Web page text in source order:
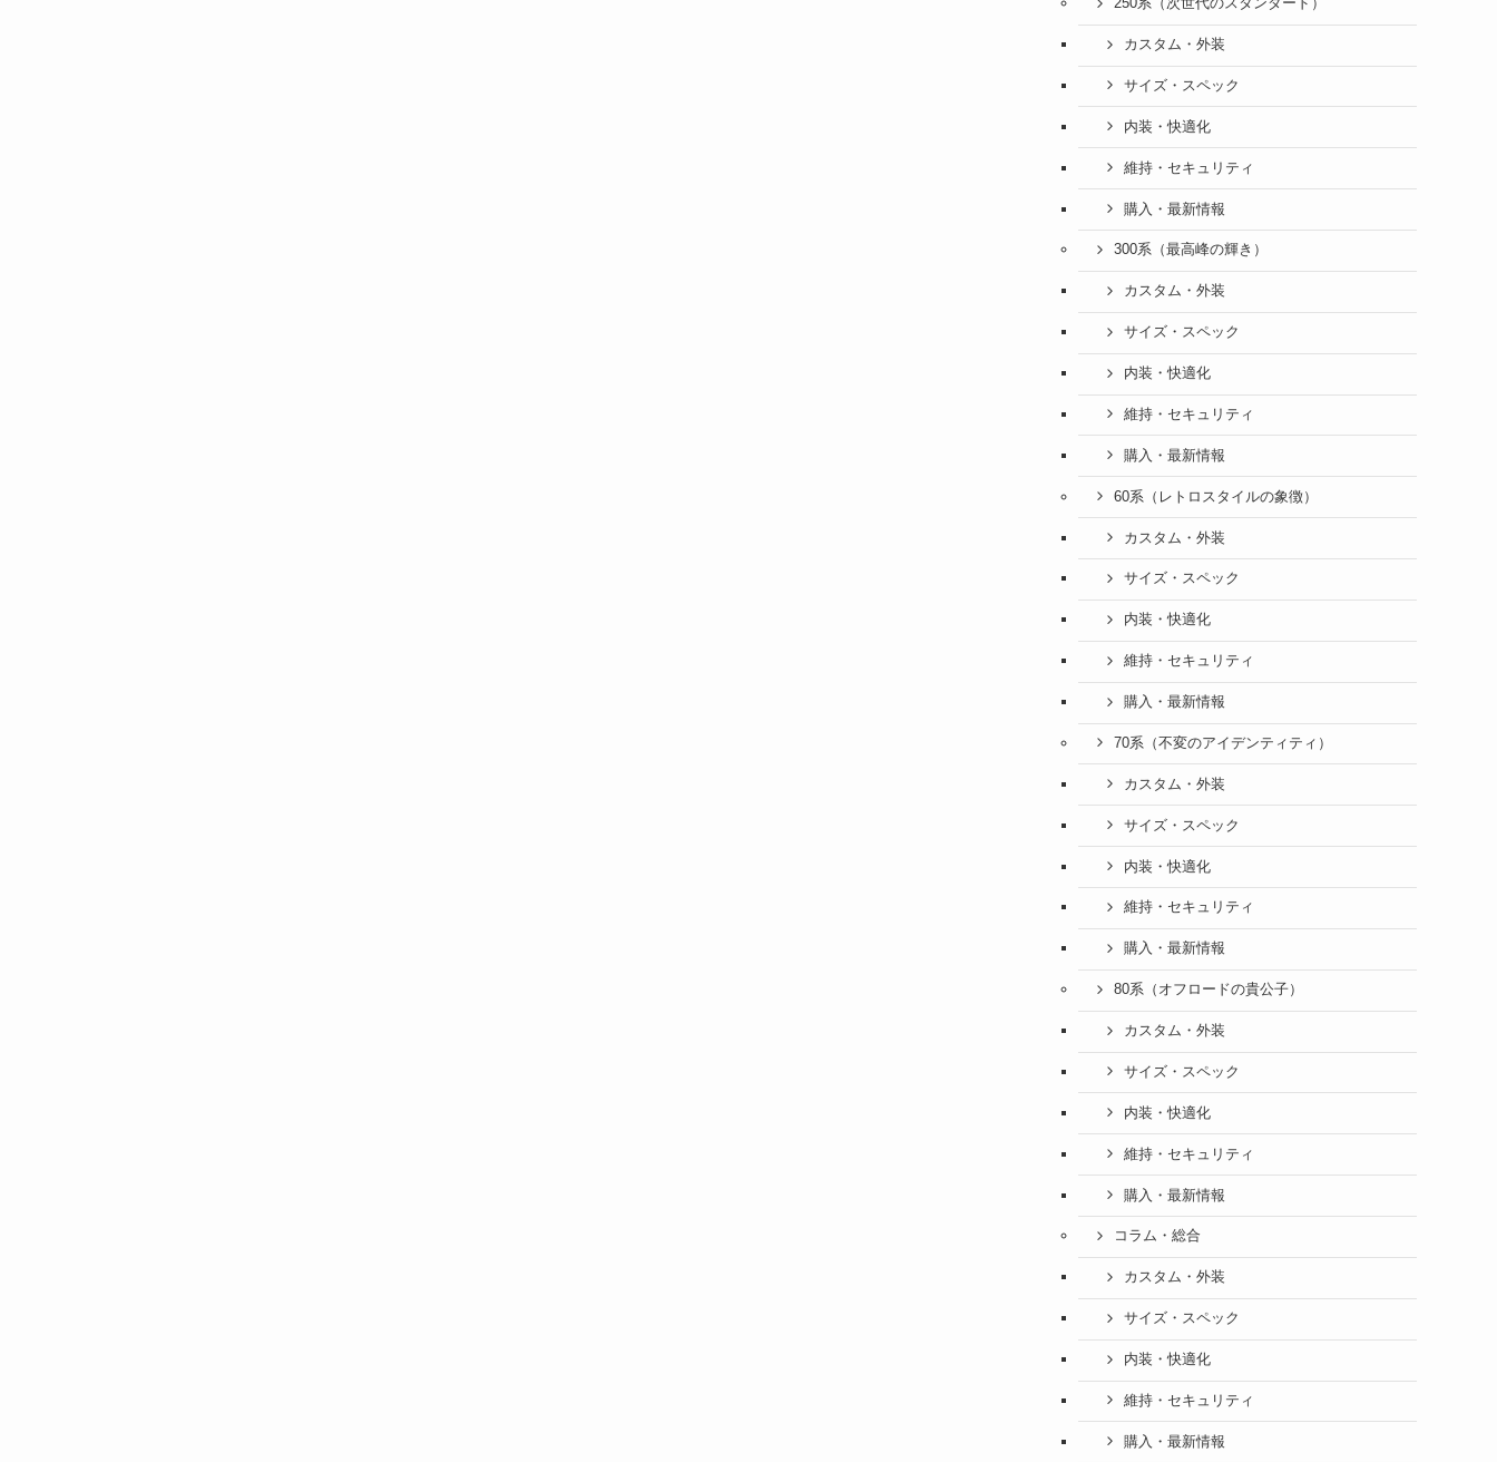
250系（次世代のスタンダード）
カスタム・外装
サイズ・スペック
内装・快適化
維持・セキュリティ
購入・最新情報
300系（最高峰の輝き）
カスタム・外装
サイズ・スペック
内装・快適化
維持・セキュリティ
購入・最新情報
60系（レトロスタイルの象徴）
カスタム・外装
サイズ・スペック
内装・快適化
維持・セキュリティ
購入・最新情報
70系（不変のアイデンティティ）
カスタム・外装
サイズ・スペック
内装・快適化
維持・セキュリティ
購入・最新情報
80系（オフロードの貴公子）
カスタム・外装
サイズ・スペック
内装・快適化
維持・セキュリティ
購入・最新情報
コラム・総合
カスタム・外装
サイズ・スペック
内装・快適化
維持・セキュリティ
購入・最新情報